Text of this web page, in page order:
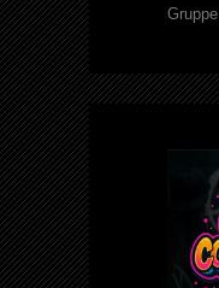
Gruppe